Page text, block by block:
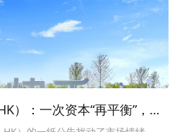
）：一次资本“再平衡”，还